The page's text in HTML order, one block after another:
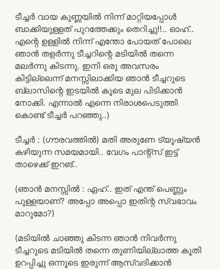
ടീച്ചർ വായ കുണ്ണയിൽ നിന്ന് മാറ്റിയപ്പോൾ
ബാക്കിയുള്ളത് പുറത്തേക്കും തെറിച്ചു!!.. ഓഹ്..
എന്റെ ഉള്ളിൽ നിന്ന് എന്തോ പോയത് പോലെ
ഞാൻ തളർന്നു ടീച്ചറിന്റെ മടിയിൽ തന്നെ
മലർന്നു കിടന്നു. ഇനി ഒരു അവസരം
കിട്ടില്ലെന്ന്‌ മനസ്സിലാക്കിയ ഞാൻ ടീച്ചറുടെ
ബ്ലാസിന്റെ ഇടയിൽ കൂടെ മുല പിടിക്കാൻ
നോക്കി. എന്നാൽ എന്നെ നിരാശപെടുത്തി
കൊണ്ട് ടീച്ചർ പറഞ്ഞു..)
ടീച്ചർ : (ഗൗരവത്തിൽ) മതി അരുണേ ട്യൂഷ്യൻ
കഴിയുന്ന സമയമായി.. വേഗം പാന്റ്സ് ഇട്ട്
താഴെക്ക് ഇറങ്..
(ഞാൻ മനസ്സിൽ : ഏഹ്.. ഇത് എന്ത് പെണ്ണും
പുള്ളയാണ്? അപ്പോ അപ്പൊ ഇതിന്റ സ്വഭാവം
മാറുമോ?)
(മടിയിൽ ചാഞ്ഞു കിടന്ന ഞാൻ നിവർന്നു
ടീച്ചറുടെ മടിയിൽ തന്നെ തുണിയില്ലാത്ത കൂതി
ഉറപ്പിച്ചു ഒന്നൂടെ ഇരുന്ന് ആസ്വദിക്കാൻ